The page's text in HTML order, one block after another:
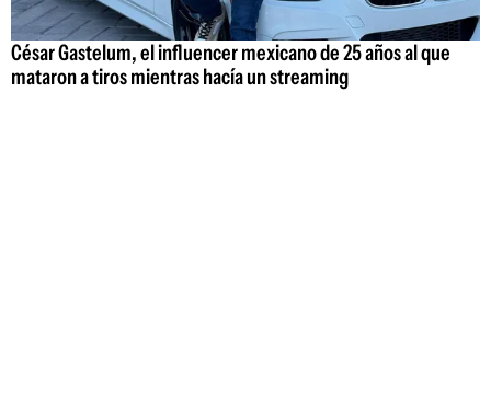
César Gastelum, el influencer mexicano de 25 años al que
mataron a tiros mientras hacía un streaming